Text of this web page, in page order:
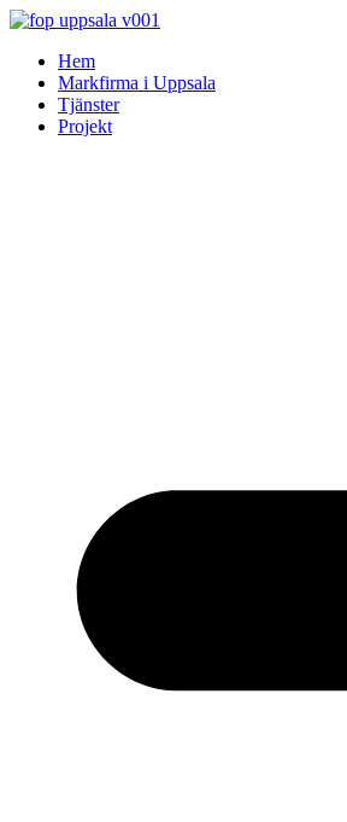
Skip
contentHem
Markfirma i Uppsala
Tjänster
Projekt